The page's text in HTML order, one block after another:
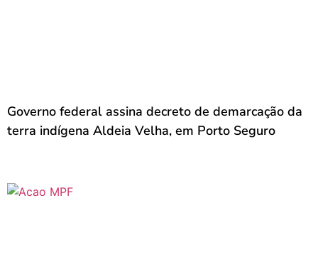
Governo federal assina decreto de demarcação da
terra indígena Aldeia Velha, em Porto Seguro